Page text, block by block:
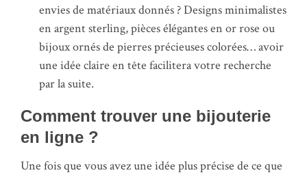
envies de matériaux donnés ? Designs minimalistes
en argent sterling, pièces élégantes en or rose ou
bijoux ornés de pierres précieuses colorées… avoir
une idée claire en tête facilitera votre recherche
par la suite.
Comment trouver une bijouterie
en ligne ?
Une fois que vous avez une idée plus précise de ce que